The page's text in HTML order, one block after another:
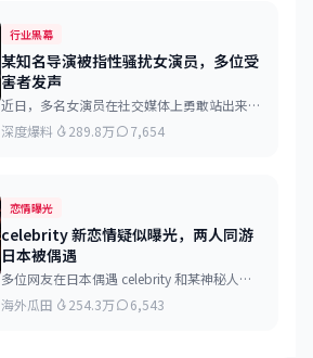
行业黑幕
某知名导演被指性骚扰女演员，多位受
害者发声
近日，多名女演员在社交媒体上勇敢站出来，
讲述自己遭遇的相似经历...
深度爆料 289.8万 7,654
恋情曝光
celebrity 新恋情疑似曝光，两人同游
日本被偶遇
多位网友在日本偶遇 celebrity 和某神秘人士
同游，举止亲密似情侣...
海外瓜田 254.3万 6,543